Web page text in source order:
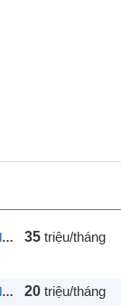
[75] CHO THUÊ NHÀ ĐƯỜNG SỐ 13, P. HIỆP BÌNH CHÁNH, THỦ ĐỨC 35 triệu/tháng
[74] CHO THUÊ NHÀ ĐƯỜNG SỐ 27, P. HIỆP BÌNH CHÁNH, THỦ ĐỨC 20 triệu/tháng